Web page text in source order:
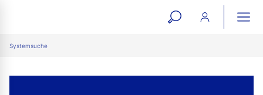
open
Systemsuche